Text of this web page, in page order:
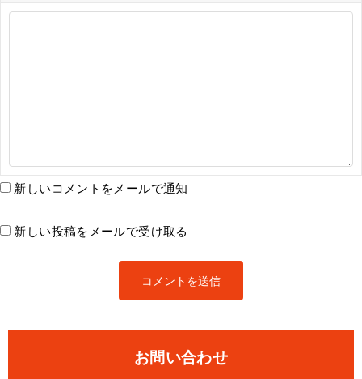
新しいコメントをメールで通知
新しい投稿をメールで受け取る
お問い合わせ